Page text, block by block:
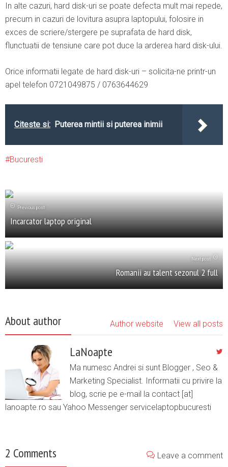
In alte cazuri, hard disk-uri se poate defecta mult mai repede,
precum in cazuri de lovitura asupra laptopului, folosire in
exces de scriere/stergere pe suprafata de hard disk,
flunctuatii de tensiune care pot duce la arderea hard disk-ului.
Orice informatii legate de hard disk-uri – solicita-ne printr-un
apel telefon 0721049875 / 0763644629
Citeste si: Puterea mintii si puterea inimii
Bucuresti
Previous post
Incarcator laptop original
Next post
Romanii au talent sezonul 2 full
About author View all posts
Author website
LaNoapte
Ma numesc Andrei si sunt Blogger , Seo &
Marketing Specialist. Informatii cu privire la
blog, scrie pe e-mail la contact [at]
lanoapte.ro sau Yahoo Messenger servicelaptopbucuresti
2 Comments Leave a comment